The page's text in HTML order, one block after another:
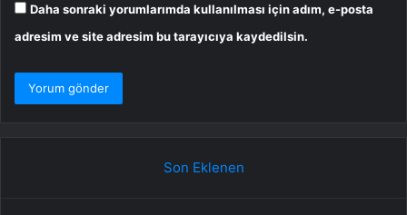
Daha sonraki yorumlarımda kullanılması için adım, e-posta
adresim ve site adresim bu tarayıcıya kaydedilsin.
Son Eklenen